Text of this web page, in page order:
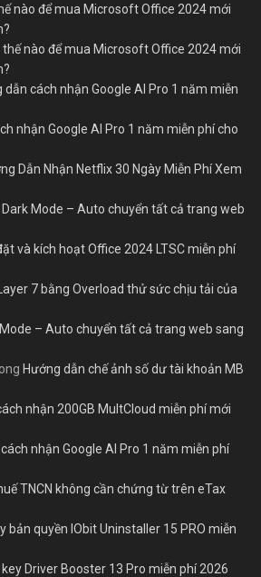
nào để mua Microsoft Office 2024 mới
thế nào để mua Microsoft Office 2024 mới
dẫn cách nhận Google AI Pro 1 năm miễn
nhận Google AI Pro 1 năm miễn phí cho
Dẫn Nhận Netflix 30 Ngày Miễn Phí Xem
Mode – Auto chuyển tất cả trang web
và kích hoạt Office 2024 LTSC miễn phí
7 bằng Overload thử sức chịu tải của
– Auto chuyển tất cả trang web sang
Hướng dẫn chế ảnh số dư tài khoản MB
nhận 200GB MultCloud miễn phí mới
nhận Google AI Pro 1 năm miễn phí
TNCN không cần chứng từ trên eTax
bản quyền IObit Uninstaller 15 PRO miễn
Driver Booster 13 Pro miễn phí 2026